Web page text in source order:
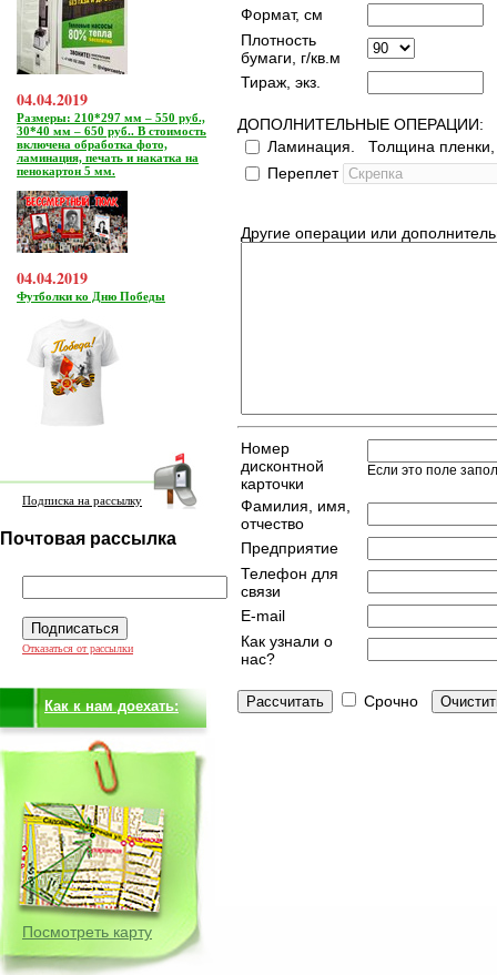
04.04.2019
Размеры: 210*297 мм – 550 руб.,
30*40 мм – 650 руб.. В стоимость
включена обработка фото,
ламинация, печать и накатка на
пенокартон 5 мм.
04.04.2019
Футболки ко Дню Победы
Подписка на рассылку
Почтовая рассылка
Отказаться от рассылки
Как к нам доехать:
Посмотреть карту
Формат, см
Плотность
бумаги, г/кв.м
Тираж, экз.
ДОПОЛНИТЕЛЬНЫЕ ОПЕРАЦИИ:
Ламинация. Толщина
Переплет
Другие операции или
Номер
дисконтной
карточки
Если это поле
Фамилия, имя,
отчество
Предприятие
Телефон для
связи
E-mail
Как узнали о
нас?
Срочно